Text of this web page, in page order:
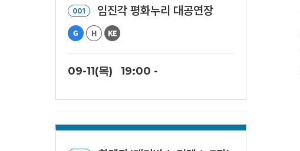
001 임진각 평화누리 대공연장
09-11(목) 19:00 -